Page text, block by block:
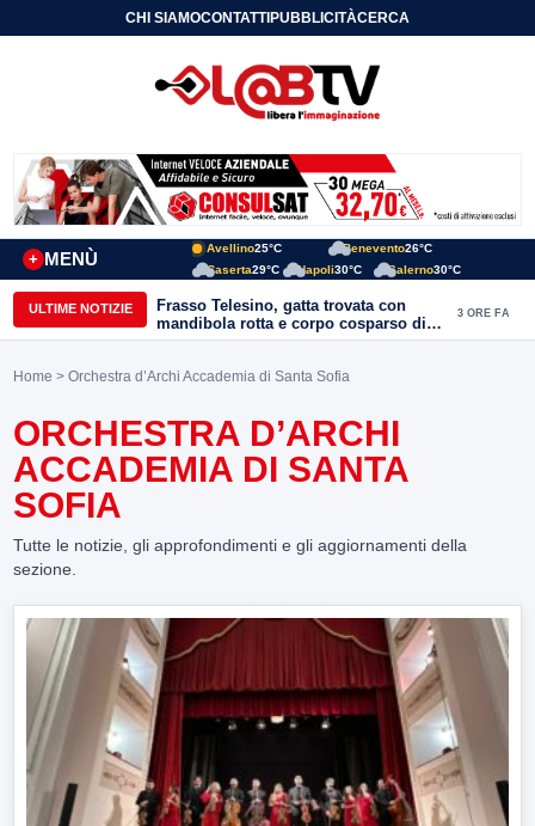
CHI SIAMOCONTATTIPUBBLICITÀCERCA
MENÙ
+
Avellino25°C Benevento26°C
Caserta29°C Napoli30°C Salerno30°C
ULTIME NOTIZIE
Frasso Telesino, gatta trovata con
mandibola rotta e corpo cosparso di
colla: “Atto di inaudita crudeltà”
3 ORE FA
Home > Orchestra d’Archi Accademia di Santa Sofia
ORCHESTRA D’ARCHI
ACCADEMIA DI SANTA
SOFIA
Tutte le notizie, gli approfondimenti e gli aggiornamenti della
sezione.